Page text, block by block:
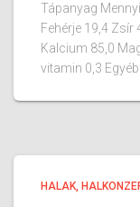
Tápanyag
Fehérje 19,4
Kalcium 85,0
vitamin 0,3 Egyéb
HALAK,